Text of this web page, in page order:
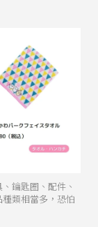
鑰匙圈、配件、
類相當多，恐怕